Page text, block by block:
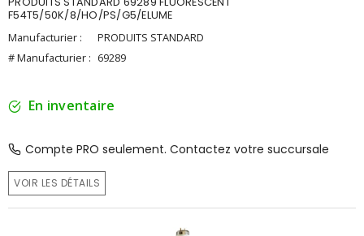
F54T5/50K/8/HO/PS/G5/ELUME
Manufacturier :
PRODUITS STANDARD
# Manufacturier : 69289
En inventaire
Compte PRO seulement. Contactez votre succursale
VOIR LES DÉTAILS